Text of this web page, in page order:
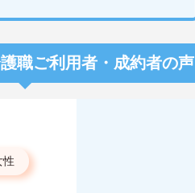
職ご利用者・成約者の声
性